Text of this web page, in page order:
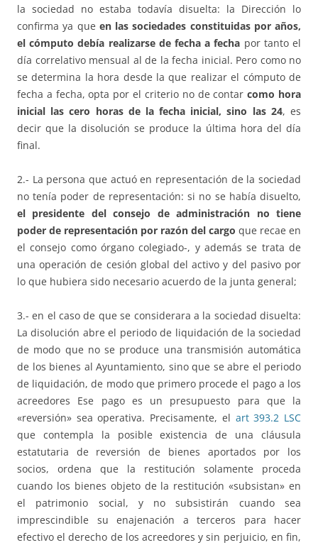
la sociedad no estaba todavía disuelta: la Dirección lo
confirma ya que en las sociedades constituidas por años,
el cómputo debía realizarse de fecha a fecha por tanto el
día correlativo mensual al de la fecha inicial. Pero como no
se determina la hora desde la que realizar el cómputo de
fecha a fecha, opta por el criterio no de contarcomo hora
inicial las cero horas de la fecha inicial, sino las 24, es
decir que la disolución se produce la última hora del día
final.
2.- La persona que actuó en representación de la sociedad
no tenía poder de representación: si no se había disuelto,
el presidente del consejo de administración no tiene
poder de representación por razón del cargo que recae en
el consejo como órgano colegiado-, y además se trata de
una operación de cesión global del activo y del pasivo por
lo que hubiera sido necesario acuerdo de la junta general;
3.- en el caso de que se considerara a la sociedad disuelta:
La disolución abre el periodo de liquidación de la sociedad
de modo que no se produce una transmisión automática
de los bienes al Ayuntamiento, sino que se abre el periodo
de liquidación, de modo que primero procede el pago a los
acreedores Ese pago es un presupuesto para que la
«reversión» sea operativa. Precisamente, el art 393.2 LSC
que contempla la posible existencia de una cláusula
estatutaria de reversión de bienes aportados por los
socios, ordena que la restitución solamente proceda
cuando los bienes objeto de la restitución «subsistan» en
el patrimonio social, y no subsistirán cuando sea
imprescindible su enajenación a terceros para hacer
efectivo el derecho de los acreedores y sin perjuicio, en fin,